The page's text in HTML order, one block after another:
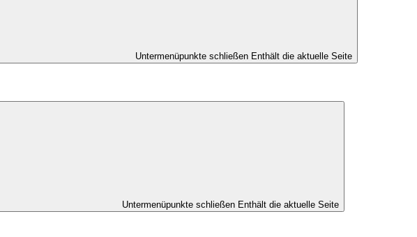
Untermenüpunkte schließen Enthält die aktuelle Seite
Untermenüpunkte schließen Enthält die aktuelle Seite